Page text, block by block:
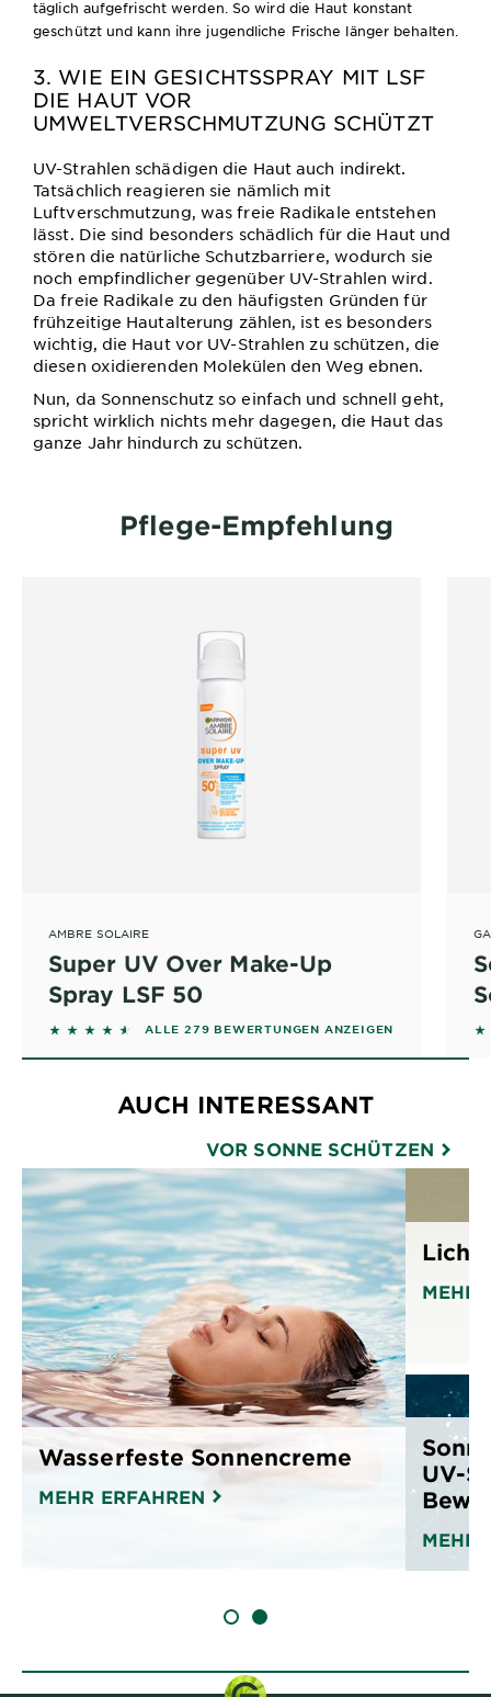
täglich aufgefrischt werden. So wird die Haut konstant
geschützt und kann ihre jugendliche Frische länger behalten.
3. WIE EIN GESICHTSSPRAY MIT LSF
DIE HAUT VOR
UMWELTVERSCHMUTZUNG SCHÜTZT
UV-Strahlen schädigen die Haut auch indirekt.
Tatsächlich reagieren sie nämlich mit
Luftverschmutzung, was freie Radikale entstehen
lässt. Die sind besonders schädlich für die Haut und
stören die natürliche Schutzbarriere, wodurch sie
noch empfindlicher gegenüber UV-Strahlen wird.
Da freie Radikale zu den häufigsten Gründen für
frühzeitige Hautalterung zählen, ist es besonders
wichtig, die Haut vor UV-Strahlen zu schützen, die
diesen oxidierenden Molekülen den Weg ebnen.
Nun, da Sonnenschutz so einfach und schnell geht,
spricht wirklich nichts mehr dagegen, die Haut das
ganze Jahr hindurch zu schützen.
Pflege-Empfehlung
AMBRE SOLAIRE
Super UV Over Make-Up
Spray LSF 50
4.4409 out of 5 stars based on reviews
ALLE 279 BEWERTUNGEN ANZEIGEN
AUCH INTERESSANT
VOR SONNE SCHÜTZEN
Wasserfeste Sonnencreme
MEHR ERFAHREN
MEHR
UV-
MEHR
SLIDE 1SLIDE 2